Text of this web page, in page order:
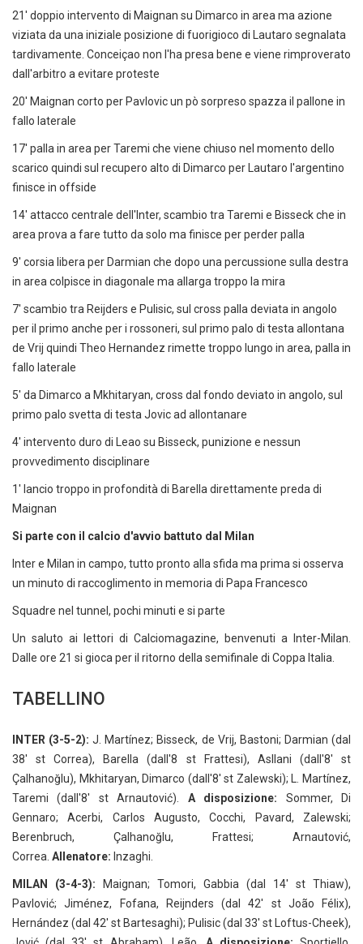
21' doppio intervento di Maignan su Dimarco in area ma azione
viziata da una iniziale posizione di fuorigioco di Lautaro segnalata
tardivamente. Conceiçao non l'ha presa bene e viene rimproverato
dall'arbitro a evitare proteste
20' Maignan corto per Pavlovic un pò sorpreso spazza il pallone in
fallo laterale
17' palla in area per Taremi che viene chiuso nel momento dello
scarico quindi sul recupero alto di Dimarco per Lautaro l'argentino
finisce in offside
14' attacco centrale dell'Inter, scambio tra Taremi e Bisseck che in
area prova a fare tutto da solo ma finisce per perder palla
9' corsia libera per Darmian che dopo una percussione sulla destra
in area colpisce in diagonale ma allarga troppo la mira
7' scambio tra Reijders e Pulisic, sul cross palla deviata in angolo
per il primo anche per i rossoneri, sul primo palo di testa allontana
de Vrij quindi Theo Hernandez rimette troppo lungo in area, palla in
fallo laterale
5' da Dimarco a Mkhitaryan, cross dal fondo deviato in angolo, sul
primo palo svetta di testa Jovic ad allontanare
4' intervento duro di Leao su Bisseck, punizione e nessun
provvedimento disciplinare
1' lancio troppo in profondità di Barella direttamente preda di
Maignan
Si parte con il calcio d'avvio battuto dal Milan
Inter e Milan in campo, tutto pronto alla sfida ma prima si osserva
un minuto di raccoglimento in memoria di Papa Francesco
Squadre nel tunnel, pochi minuti e si parte
Un saluto ai lettori di Calciomagazine, benvenuti a Inter-Milan.
Dalle ore 21 si gioca per il ritorno della semifinale di Coppa Italia.
TABELLINO
INTER (3-5-2):J. Martínez; Bisseck, de Vrij, Bastoni; Darmian (dal
38' st Correa), Barella (dall'8 st Frattesi), Asllani (dall'8' st
Çalhanoğlu), Mkhitaryan, Dimarco (dall'8' st Zalewski); L. Martínez,
Taremi (dall'8' st Arnautović). A disposizione: Sommer, Di
Gennaro; Acerbi, Carlos Augusto, Cocchi, Pavard, Zalewski;
Berenbruch, Çalhanoğlu, Frattesi; Arnautović,
Correa. Allenatore: Inzaghi.
MILAN (3-4-3): Maignan; Tomori, Gabbia (dal 14' st Thiaw),
Pavlović; Jiménez, Fofana, Reijnders (dal 42' st João Félix),
Hernández (dal 42' st Bartesaghi); Pulisic (dal 33' st Loftus-Cheek),